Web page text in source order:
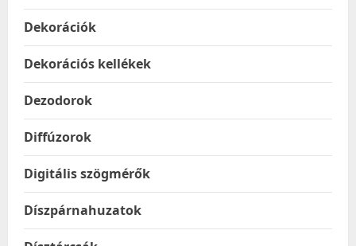
Dekorációk
Dekorációs kellékek
Dezodorok
Diffúzorok
Digitális szögmérők
Díszpárnahuzatok